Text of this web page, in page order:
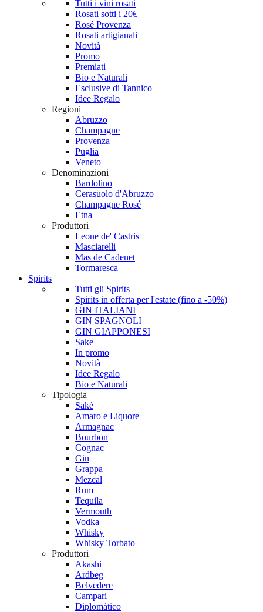
Tutti i vini rosati
Rosati sotti i 20€
Rosé Provenza
Rosati artigianali
Novità
Promo
Premiati
Bio e Naturali
Esclusive di Tannico
Idee Regalo
Regioni
Abruzzo
Champagne
Provenza
Puglia
Veneto
Denominazioni
Bardolino
Cerasuolo d'Abruzzo
Champagne Rosé
Etna
Produttori
Leone de' Castris
Masciarelli
Mas de Cadenet
Tormaresca
Spirits
Tutti gli Spirits
Spirits in offerta per l'estate (fino a -50%)
GIN ITALIANI
GIN SPAGNOLI
GIN GIAPPONESI
Sake
In promo
Novità
Idee Regalo
Bio e Naturali
Tipologia
Sakè
Amaro e Liquore
Armagnac
Bourbon
Cognac
Gin
Grappa
Mezcal
Rum
Tequila
Vermouth
Vodka
Whisky
Whisky Torbato
Produttori
Akashi
Ardbeg
Belvedere
Campari
Diplomático